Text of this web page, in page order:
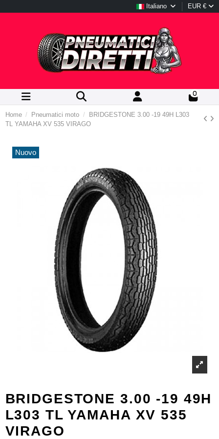
Italiano EUR €
0
Home Pneumatici moto
BRIDGESTONE 3.00 -19 49H L303
TL YAMAHA XV 535 VIRAGO
Nuovo
BRIDGESTONE 3.00 -19 49H
L303 TL YAMAHA XV 535
VIRAGO